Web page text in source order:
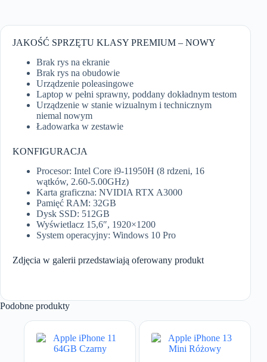
JAKOŚĆ SPRZĘTU KLASY PREMIUM – NOWY
Brak rys na ekranie
Brak rys na obudowie
Urządzenie poleasingowe
Laptop w pełni sprawny, poddany dokładnym testom
Urządzenie w stanie wizualnym i technicznym
niemal nowym
Ładowarka w zestawie
KONFIGURACJA
Procesor: Intel Core i9-11950H (8 rdzeni, 16
wątków, 2.60-5.00GHz)
Karta graficzna: NVIDIA RTX A3000
Pamięć RAM: 32GB
Dysk SSD: 512GB
Wyświetlacz 15,6″, 1920×1200
System operacyjny: Windows 10 Pro
Zdjęcia w galerii przedstawiają oferowany produkt
Podobne produkty